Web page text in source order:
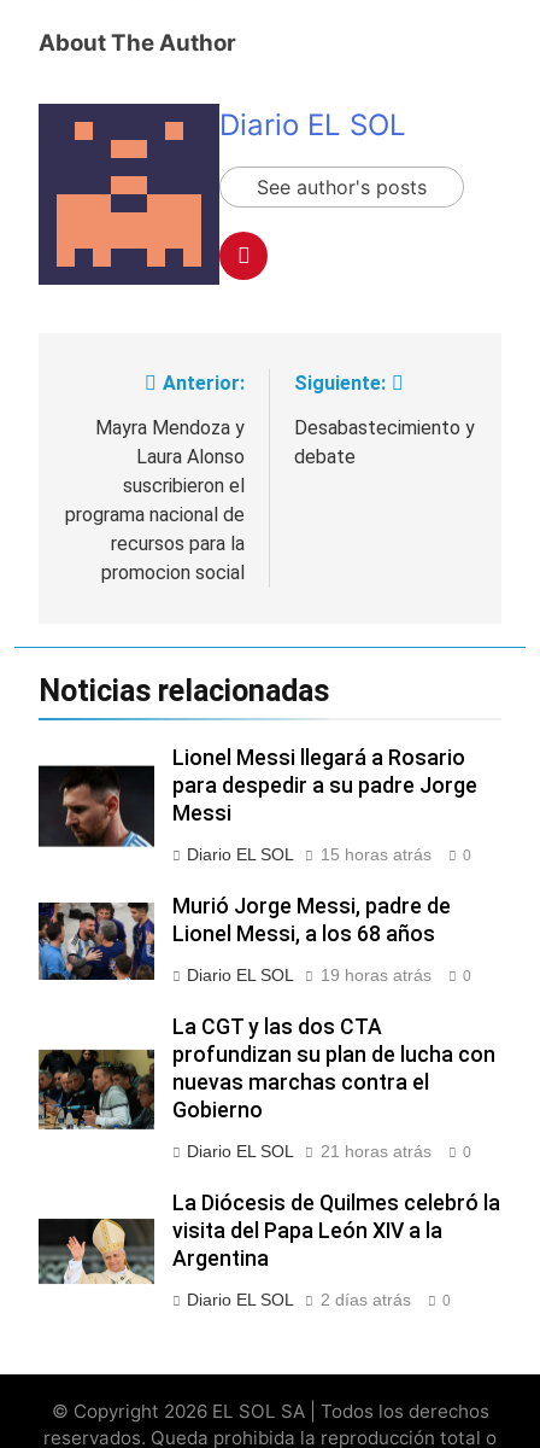
About The Author
Diario EL SOL
See author's posts
Navegación
entradas
Anterior:
Mayra Mendoza y
Laura Alonso
suscribieron el
programa nacional de
recursos para la
promocion social
Siguiente:
Desabastecimiento y
debate
Noticias relacionadas
Lionel Messi llegará a Rosario
para despedir a su padre Jorge
Messi
Diario EL SOL 15 horas atrás 0
Murió Jorge Messi, padre de
Lionel Messi, a los 68 años
Diario EL SOL 19 horas atrás 0
La CGT y las dos CTA
profundizan su plan de lucha con
nuevas marchas contra el
Gobierno
Diario EL SOL 21 horas atrás 0
La Diócesis de Quilmes celebró la
visita del Papa León XIV a la
Argentina
Diario EL SOL 2 días atrás 0
© Copyright 2026 EL SOL SA | Todos los derechos
reservados. Queda prohibida la reproducción total o